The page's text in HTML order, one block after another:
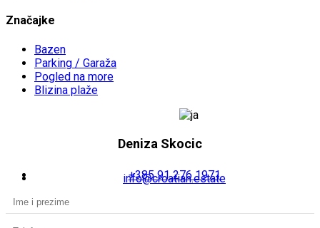
Značajke
Bazen
Parking / Garaža
Pogled na more
Blizina plaže
Deniza Skocic
+385 91 276 1971
info@croatian.estate